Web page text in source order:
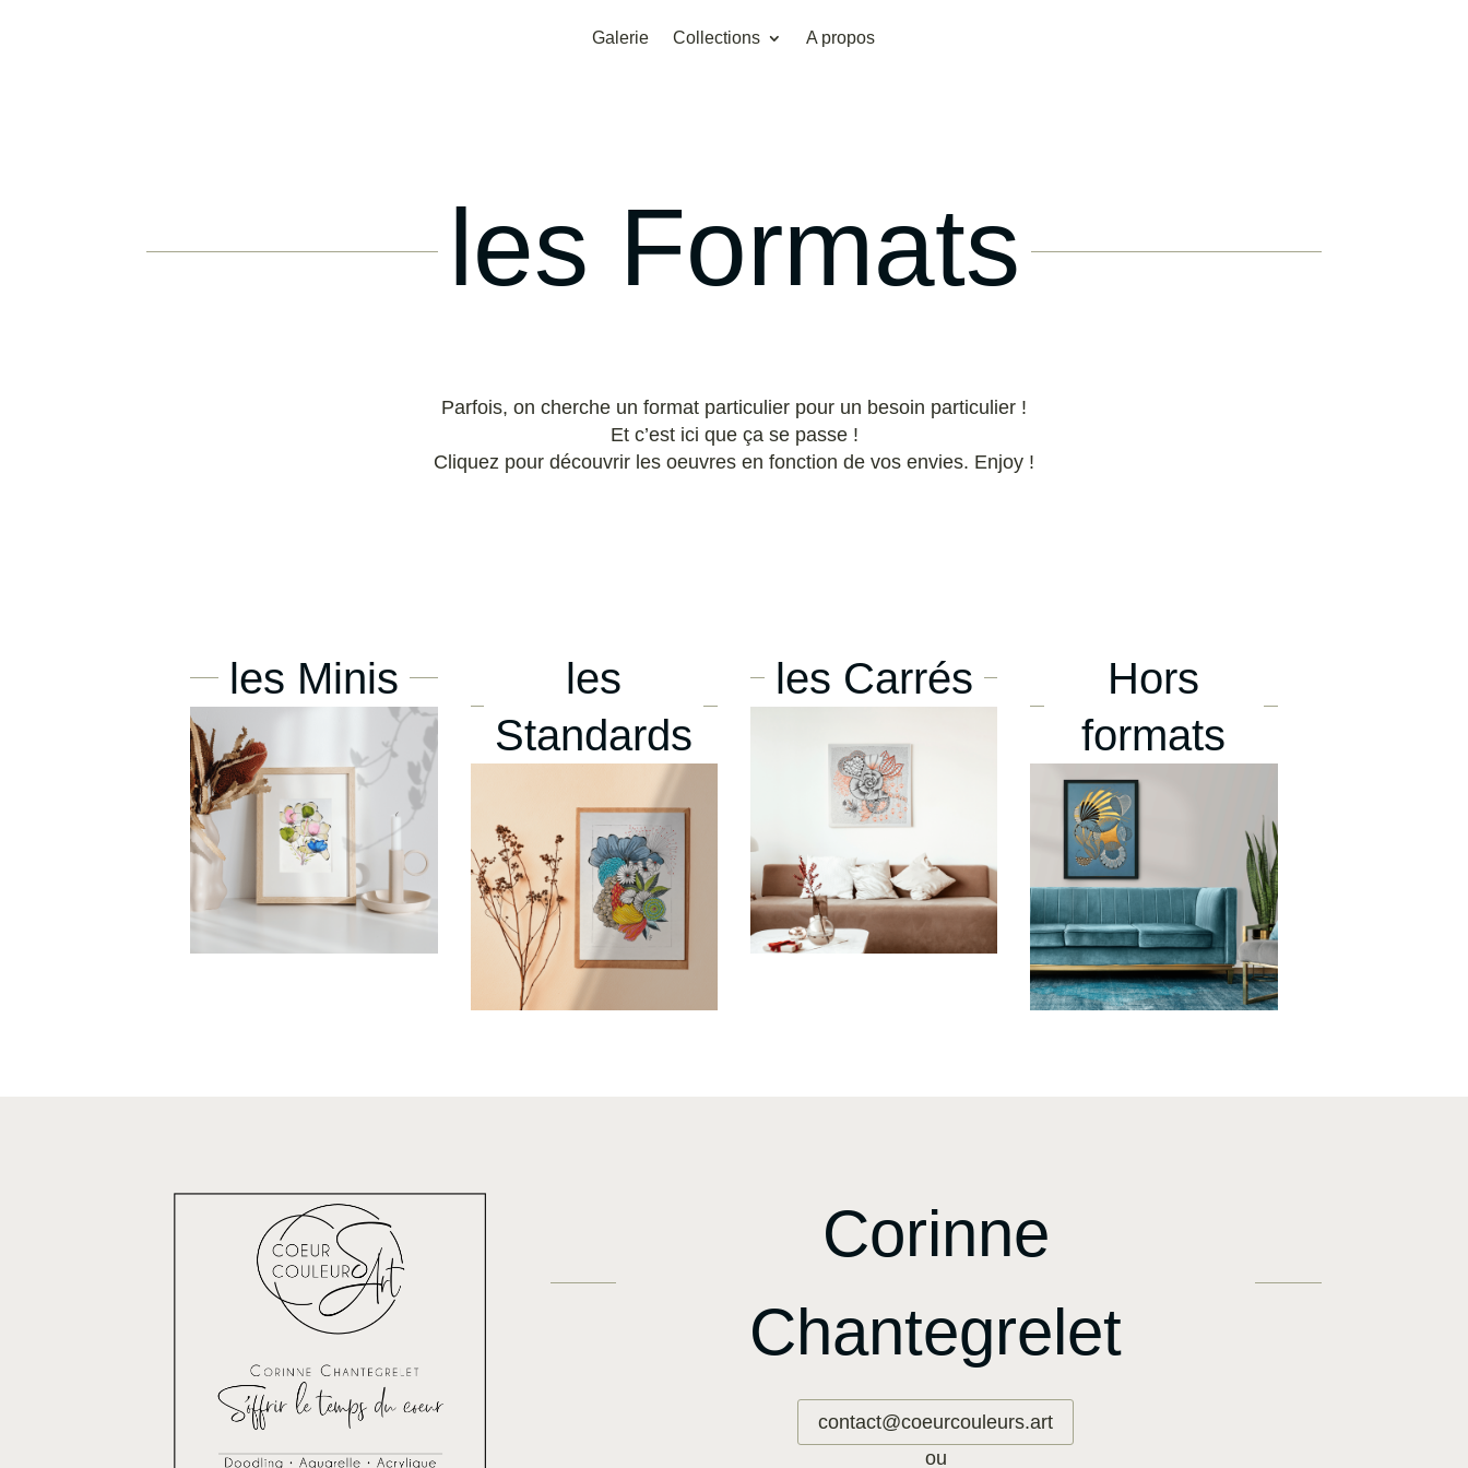
Galerie Collections A propos
les Formats
Parfois, on cherche un format particulier pour un besoin particulier !
Et c’est ici que ça se passe !
Cliquez pour découvrir les oeuvres en fonction de vos envies. Enjoy !
les Minis
les
Standards
les Carrés
Hors
formats
Corinne
Chantegrelet
contact@coeurcouleurs.art
ou